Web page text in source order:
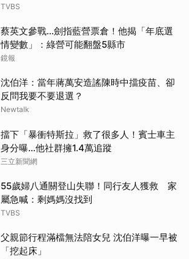
TVBS
蔡英文參戰…劍指藍營票倉！他揭「年底選
情變數」：綠營可能翻盤5縣市
鏡報
沈伯洋：當年蔣萬安造謠陳時中擋疫苗、卻
反問我要不要退選？
Newtalk
擋下「暴衝特斯拉」救了很多人！賓士車主
身分曝…他社群擁1.4萬追蹤
三立新聞網
55歲婦八通關登山失聯！同行友人獲救 家
屬急喊：剩媽媽沒找到
TVBS
父親節行程滿檔無法陪女兒 沈伯洋曝一早被
「挖起床」